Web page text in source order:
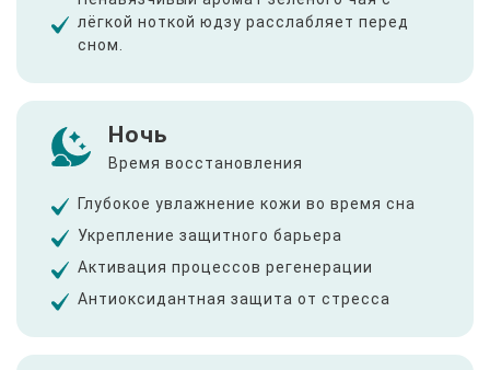
лёгкой ноткой юдзу расслабляет перед
сном.
Ночь
Время восстановления
Глубокое увлажнение кожи во время сна
Укрепление защитного барьера
Активация процессов регенерации
Антиоксидантная защита от стресса